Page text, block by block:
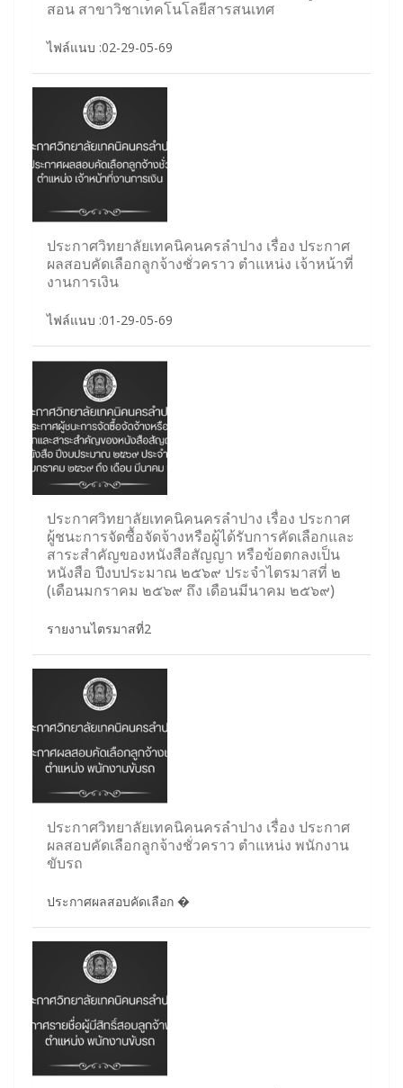
สอน สาขาวิชาเทคโนโลยีสารสนเทศ
ไฟล์แนบ :02-29-05-69
ประกาศวิทยาลัยเทคนิคนครลำปาง เรื่อง ประกาศ
ผลสอบคัดเลือกลูกจ้างชั่วคราว ตำแหน่ง เจ้าหน้าที่
งานการเงิน
ไฟล์แนบ :01-29-05-69
ประกาศวิทยาลัยเทคนิคนครลำปาง เรื่อง ประกาศ
ผู้ชนะการจัดซื้อจัดจ้างหรือผู้ได้รับการคัดเลือกและ
สาระสำคัญของหนังสือสัญญา หรือข้อตกลงเป็น
หนังสือ ปีงบประมาณ ๒๕๖๙ ประจำไตรมาสที่ ๒
(เดือนมกราคม ๒๕๖๙ ถึง เดือนมีนาคม ๒๕๖๙)
รายงานไตรมาสที่2
ประกาศวิทยาลัยเทคนิคนครลำปาง เรื่อง ประกาศ
ผลสอบคัดเลือกลูกจ้างชั่วคราว ตำแหน่ง พนักงาน
ขับรถ
ประกาศผลสอบคัดเลือก �